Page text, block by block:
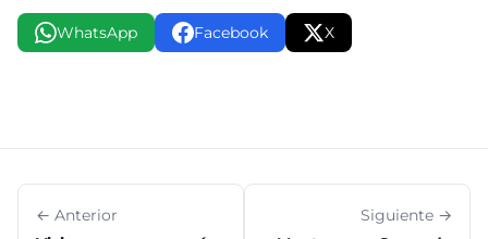
WhatsApp Facebook X
← Anterior
Siguiente →